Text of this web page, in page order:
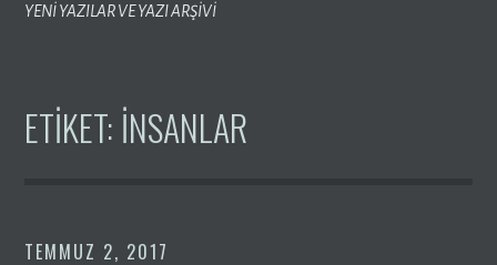
YENİ YAZILAR VE YAZI ARŞİVİ
ETIKET: INSANLAR
TEMMUZ 2, 2017